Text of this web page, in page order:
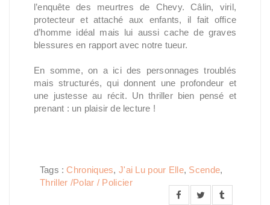
l’enquête des meurtres de Chevy. Câlin, viril,
protecteur et attaché aux enfants, il fait office
d’homme idéal mais lui aussi cache de graves
blessures en rapport avec notre tueur.
En somme, on a ici des personnages troublés
mais structurés, qui donnent une profondeur et
une justesse au récit. Un thriller bien pensé et
prenant : un plaisir de lecture !
Tags :Chroniques, J'ai Lu pour Elle, Scende,
Thriller /Polar / Policier